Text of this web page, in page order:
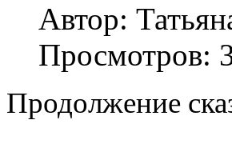
Автор:
Просмотров:
Продолжение